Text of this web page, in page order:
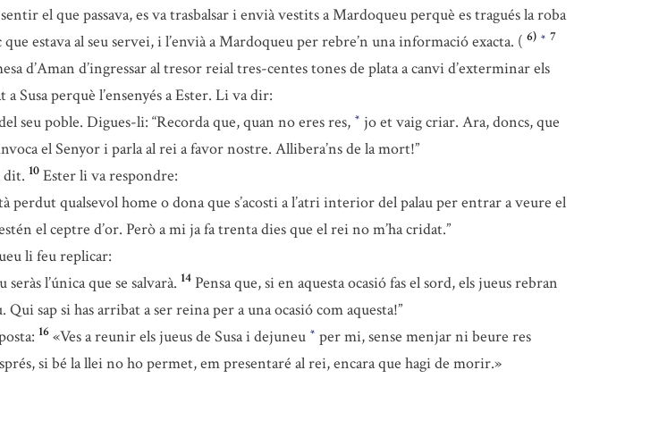
el que passava, es va trasbalsar i envià vestits a Mardoqueu perquè es tragués la roba
que estava al seu servei, i l’envià a Mardoqueu per rebre’n una informació exacta. ( 6) * 7
d’Aman d’ingressar al tresor reial tres-centes tones de plata a canvi d’exterminar els
Susa perquè l’ensenyés a Ester. Li va dir:
seu poble. Digues-li: “Recorda que, quan no eres res, * jo et vaig criar. Ara, doncs, que
el Senyor i parla al rei a favor nostre. Allibera’ns de la mort!”
dit. 10 Ester li va respondre:
perdut qualsevol home o dona que s’acosti a l’atri interior del palau per entrar a veure el
el ceptre d’or. Però a mi ja fa trenta dies que el rei no m’ha cridat.”
li feu replicar:
l’única que se salvarà. 14 Pensa que, si en aquesta ocasió fas el sord, els jueus rebran
sap si has arribat a ser reina per a una ocasió com aquesta!”
16 «Ves a reunir els jueus de Susa i dejuneu * per mi, sense menjar ni beure res
si bé la llei no ho permet, em presentaré al rei, encara que hagi de morir.»